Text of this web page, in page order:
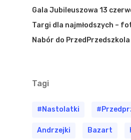
Gala Jubileuszowa 13
Targi dla najmłodszych –
Nabór do
Tagi
#nastolatki
Andrzejki Bazart